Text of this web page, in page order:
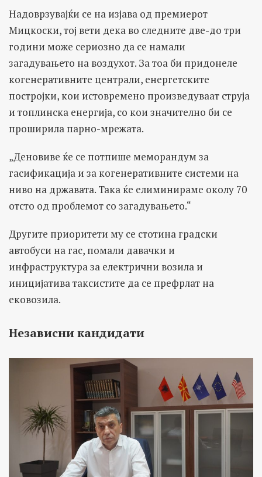
Надоврзувајќи се на изјава од премиерот
Мицкоски, тој вети дека во следните две-до три
години може сериозно да се намали
загадувањето на воздухот. За тоа би придонеле
когенеративните централи, енергетските
постројки, кои истовремено произведуваат струја
и топлинска енергија, со кои значително би се
проширила парно-мрежата.
„Деновиве ќе се потпише меморандум за
гасификација и за когенеративните системи на
ниво на државата. Така ќе елиминираме околу 70
отсто од проблемот со загадувањето.“
Другите приоритети му се стотина градски
автобуси на гас, помали давачки и
инфраструктура за електрични возила и
иницијатива таксистите да се префрлат на
ековозила.
Независни кандидати